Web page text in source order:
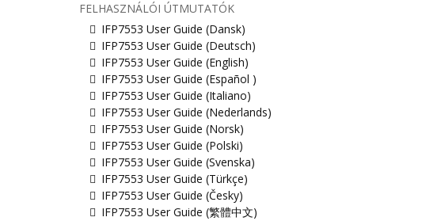
FELHASZNÁLÓI ÚTMUTATÓK
IFP7553 User Guide (Dansk)
IFP7553 User Guide (Deutsch)
IFP7553 User Guide (English)
IFP7553 User Guide (Español )
IFP7553 User Guide (Italiano)
IFP7553 User Guide (Nederlands)
IFP7553 User Guide (Norsk)
IFP7553 User Guide (Polski)
IFP7553 User Guide (Svenska)
IFP7553 User Guide (Türkçe)
IFP7553 User Guide (Česky)
IFP7553 User Guide (繁體中文)